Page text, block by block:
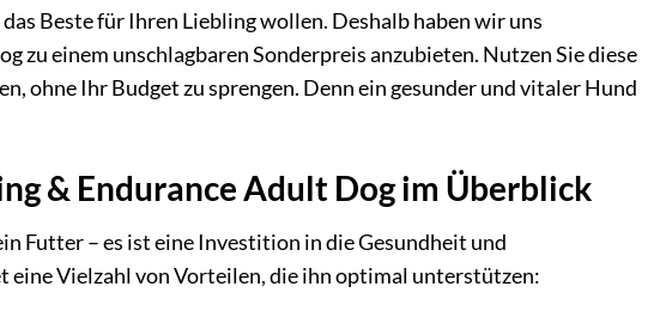
Beste für Ihren Liebling wollen. Deshalb haben wir uns
zu einem unschlagbaren Sonderpreis anzubieten. Nutzen Sie diese
ohne Ihr Budget zu sprengen. Denn ein gesunder und vitaler Hund
& Endurance Adult Dog im Überblick
Futter – es ist eine Investition in die Gesundheit und
eine Vielzahl von Vorteilen, die ihn optimal unterstützen: